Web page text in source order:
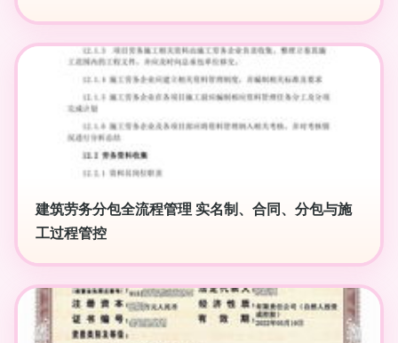
建筑劳务分包全流程管理 实名制、合同、分包与施
工过程管控